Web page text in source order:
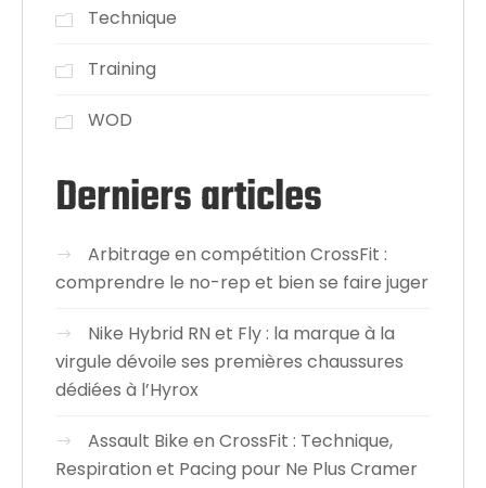
Technique
Training
WOD
Derniers articles
Arbitrage en compétition CrossFit :
comprendre le no-rep et bien se faire juger
Nike Hybrid RN et Fly : la marque à la
virgule dévoile ses premières chaussures
dédiées à l’Hyrox
Assault Bike en CrossFit : Technique,
Respiration et Pacing pour Ne Plus Cramer